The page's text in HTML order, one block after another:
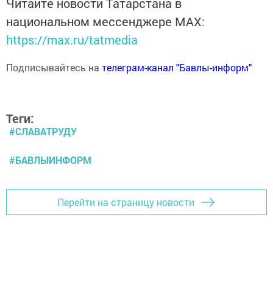
национальном мессенджере MАХ:
https://max.ru/tatmedia
Подписывайтесь на телеграм-канал "Бавлы-информ"
Теги:
#СЛАВАТРУДУ
#БАВЛЫИНФОРМ
Перейти на страницу новости